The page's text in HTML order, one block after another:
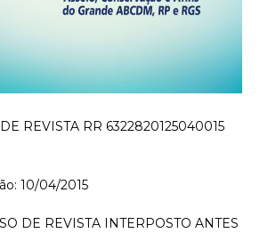
REVISTA RR 6322820125040015
10/04/2015
DE REVISTA INTERPOSTO ANTES